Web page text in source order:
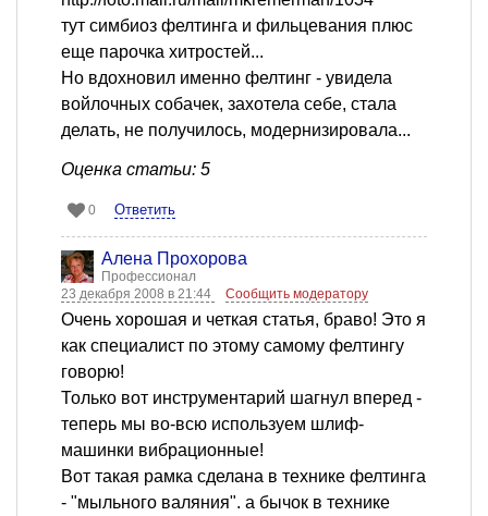
тут симбиоз фелтинга и фильцевания плюс
еще парочка хитростей...
Но вдохновил именно фелтинг - увидела
войлочных собачек, захотела себе, стала
делать, не получилось, модернизировала...
Оценка статьи: 5
0 Ответить
Алена Прохорова
Профессионал
23 декабря 2008 в 21:44
Сообщить модератору
Очень хорошая и четкая статья, браво! Это я
как специалист по этому самому фелтингу
говорю!
Только вот инструментарий шагнул вперед -
теперь мы во-всю используем шлиф-
машинки вибрационные!
Вот такая рамка сделана в технике фелтинга
- "мыльного валяния". а бычок в технике